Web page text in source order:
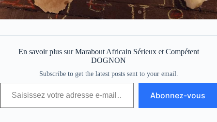
En savoir plus sur Marabout Africain Sérieux et Compétent
DOGNON
Subscribe to get the latest posts sent to your email.
Abonnez-vous